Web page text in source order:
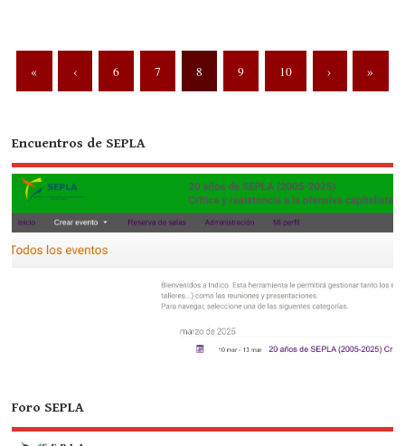
« ‹ 6 7 8 9 10 › »
Encuentros de SEPLA
Foro SEPLA